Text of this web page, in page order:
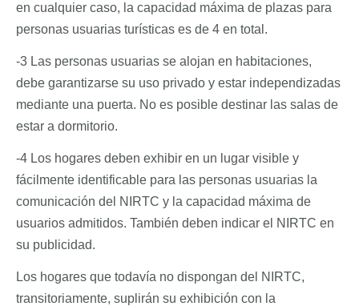
en cualquier caso, la capacidad máxima de plazas para
personas usuarias turísticas es de 4 en total.
-3 Las personas usuarias se alojan en habitaciones,
debe garantizarse su uso privado y estar independizadas
mediante una puerta. No es posible destinar las salas de
estar a dormitorio.
-4 Los hogares deben exhibir en un lugar visible y
fácilmente identificable para las personas usuarias la
comunicación del NIRTC y la capacidad máxima de
usuarios admitidos. También deben indicar el NIRTC en
su publicidad.
Los hogares que todavía no dispongan del NIRTC,
transitoriamente, suplirán su exhibición con la